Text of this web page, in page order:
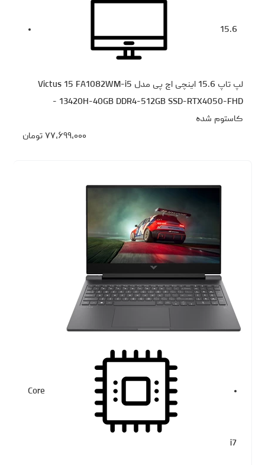
15.6
لپ تاپ 15.6 اینچی اچ‌ پی مدل Victus 15 FA1082WM-i5
13420H-40GB DDR4-512GB SSD-RTX4050-FHD -
کاستوم شده
۷۷،۶۹۹،۰۰۰ تومان
Core
i7